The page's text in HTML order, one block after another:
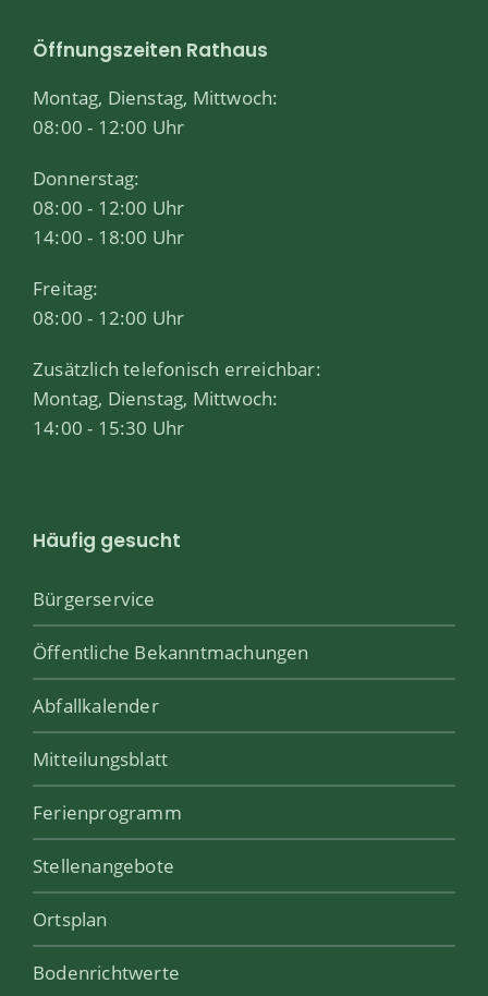
Öffnungszeiten Rathaus
Montag, Dienstag, Mittwoch:
08:00 - 12:00 Uhr
Donnerstag:
08:00 - 12:00 Uhr
14:00 - 18:00 Uhr
Freitag:
08:00 - 12:00 Uhr
Zusätzlich telefonisch erreichbar:
Montag, Dienstag, Mittwoch:
14:00 - 15:30 Uhr
Häufig gesucht
Bürgerservice
Öffentliche Bekanntmachungen
Abfallkalender
Mitteilungsblatt
Ferienprogramm
Stellenangebote
Ortsplan
Bodenrichtwerte